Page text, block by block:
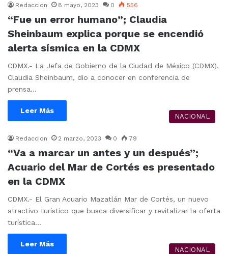
Redaccion 8 mayo, 2023 0 556
“Fue un error humano”; Claudia
Sheinbaum explica porque se encendió
alerta sísmica en la CDMX
CDMX.- La Jefa de Gobierno de la Ciudad de México (CDMX),
Claudia Sheinbaum, dio a conocer en conferencia de
prensa…
Leer Más
NACIONAL
Redaccion 2 marzo, 2023 0 79
“Va a marcar un antes y un después”;
Acuario del Mar de Cortés es presentado
en la CDMX
CDMX.- El Gran Acuario Mazatlán Mar de Cortés, un nuevo
atractivo turístico que busca diversificar y revitalizar la oferta
turística…
Leer Más
NACIONAL